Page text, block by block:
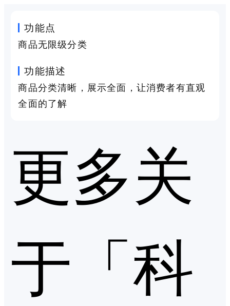
功能点
商品无限级分类
功能描述
商品分类清晰，展示全面，让消费者有直观
全面的了解
更多关
于「科